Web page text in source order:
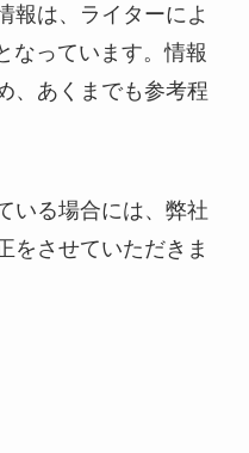
報は、ライターによ
なっています。情報
、あくまでも参考程
いる場合には、弊社
をさせていただきま